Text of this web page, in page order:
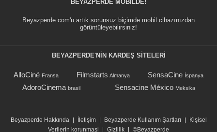
BEYAZPERDE MOBILDE!
Beyazperde.com'u artık sorunsuz biçimde mobil cihazınızdan
görüntüleyebilirsiniz!
BEYAZPERDE'NIN KARDEŞ SİTELERİ
AlloCiné Fransa Filmstarts Almanya SensaCine İspanya
AdoroCinema brasil Sensacine México Meksika
Beyazperde Hakkında | İletişim | Beyazperde Kullanım Şartları |
Kişisel
Verilerin korunmasi
| Gizlilik | ©Beyazperde